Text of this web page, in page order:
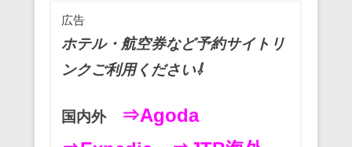
o
o
k
広告
ホテル・航空券など予約サイトリ
ンクご利用ください⇩
国内外
⇒Agoda